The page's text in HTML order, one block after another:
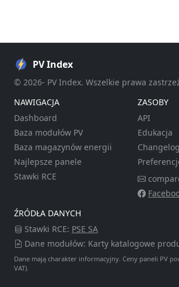
PV Index
© 2026- PV Index. Wszelkie prawa
NAWIGACJA
Dashboard
Baza modułów PV
Baza magazynów energii
Najlepsze panele
Stawki RCE
ZASOBY
API
Edukacja
Changelog
ŹRÓDŁA DANYCH
Stawki RCE: PSE SA
Dane modułów: Karty katalogowe
Dane mają charakter informacyjny. Ceny paneli PV
VAT).